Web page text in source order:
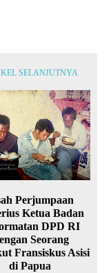
SELANJUTNYA
Perjumpaan
Ketua Badan
DPD RI
Seorang
Fransiskus Asisi
di Papua